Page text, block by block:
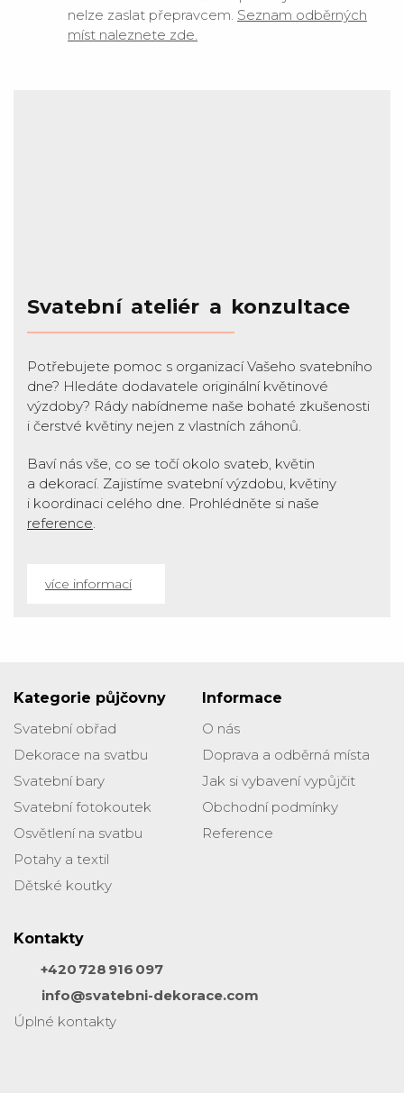
nelze zaslat přepravcem. Seznam odběrných
míst naleznete zde.
Svatební ateliér a konzultace
Potřebujete pomoc s organizací Vašeho svatebního
dne? Hledáte dodavatele originální květinové
výzdoby? Rády nabídneme naše bohaté zkušenosti
i čerstvé květiny nejen z vlastních záhonů.
Baví nás vše, co se točí okolo svateb, květin
a dekorací. Zajistíme svatební výzdobu, květiny
i koordinaci celého dne. Prohlédněte si naše
reference.
více informací
Kategorie půjčovny
Svatební obřad
Dekorace na svatbu
Svatební bary
Svatební fotokoutek
Osvětlení na svatbu
Potahy a textil
Dětské koutky
Informace
O nás
Doprava a odběrná místa
Jak si vybavení vypůjčit
Obchodní podmínky
Reference
Kontakty
+420 728 916 097
info@svatebni-dekorace.com
Úplné kontakty